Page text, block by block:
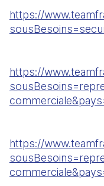
https://
https://
https://